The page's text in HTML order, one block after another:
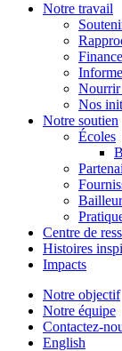
Notre travail
Nourrir
Nos
Notre soutien
Écoles
Centre de
Histoires
Impacts
Notre objectif
Notre équipe
Contactez-
English